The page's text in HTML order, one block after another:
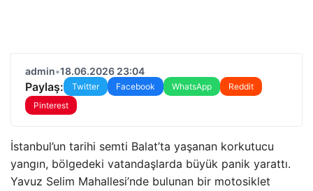
admin•18.06.2026 23:04
Paylaş: Twitter Facebook WhatsApp
Reddit
Pinterest
İstanbul’un tarihi semti Balat’ta yaşanan korkutucu
yangın, bölgedeki vatandaşlarda büyük panik yarattı.
Yavuz Selim Mahallesi’nde bulunan bir motosiklet